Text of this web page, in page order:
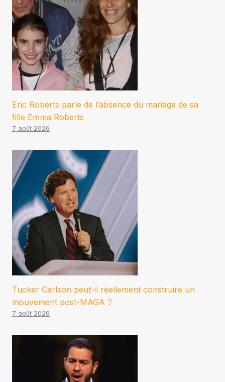
Eric Roberts parle de l’absence du mariage de sa
fille Emma Roberts
7 août 2026
Tucker Carlson peut-il réellement construire un
mouvement post-MAGA ?
7 août 2026